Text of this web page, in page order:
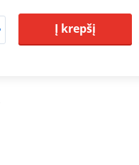
Į krepšį